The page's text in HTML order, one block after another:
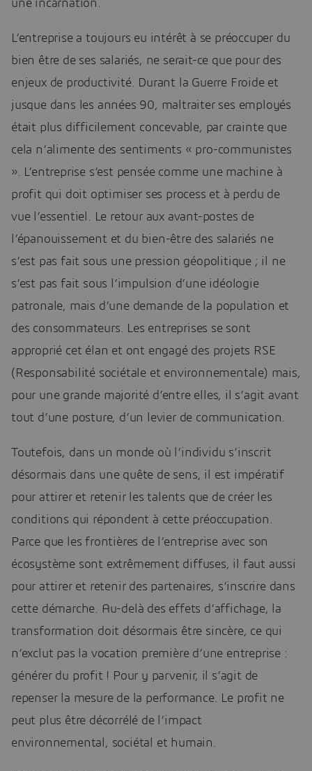
une incarnation.
L’entreprise a toujours eu intérêt à se préoccuper du
bien être de ses salariés, ne serait-ce que pour des
enjeux de productivité. Durant la Guerre Froide et
jusque dans les années 90, maltraiter ses employés
était plus difficilement concevable, par crainte que
cela n’alimente des sentiments « pro-communistes
». L’entreprise s’est pensée comme une machine à
profit qui doit optimiser ses process et à perdu de
vue l’essentiel. Le retour aux avant-postes de
l’épanouissement et du bien-être des salariés ne
s’est pas fait sous une pression géopolitique ; il ne
s’est pas fait sous l’impulsion d’une idéologie
patronale, mais d’une demande de la population et
des consommateurs. Les entreprises se sont
approprié cet élan et ont engagé des projets RSE
(Responsabilité sociétale et environnementale) mais,
pour une grande majorité d’entre elles, il s’agit avant
tout d’une posture, d’un levier de communication.
Toutefois, dans un monde où l’individu s’inscrit
désormais dans une quête de sens, il est impératif
pour attirer et retenir les talents que de créer les
conditions qui répondent à cette préoccupation.
Parce que les frontières de l’entreprise avec son
écosystème sont extrêmement diffuses, il faut aussi
pour attirer et retenir des partenaires, s’inscrire dans
cette démarche. Au-delà des effets d’affichage, la
transformation doit désormais être sincère, ce qui
n’exclut pas la vocation première d’une entreprise :
générer du profit ! Pour y parvenir, il s’agit de
repenser la mesure de la performance. Le profit ne
peut plus être décorrélé de l’impact
environnemental, sociétal et humain.